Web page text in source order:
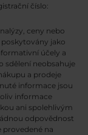
číslo:
ceny nebo
jako
účely a
sdělení neobsahuje
a prodeje
informace jsou
informace
ani spolehlivým
odpovědnost
provedené na